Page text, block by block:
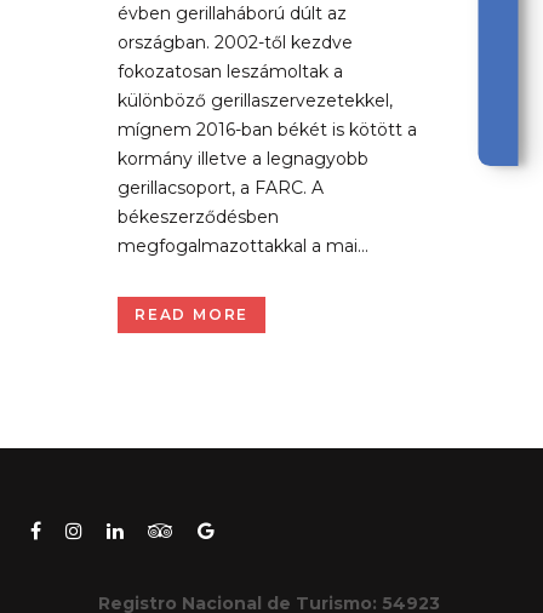
évben gerillaháború dúlt az
országban. 2002-től kezdve
fokozatosan leszámoltak a
különböző gerillaszervezetekkel,
mígnem 2016-ban békét is kötött a
kormány illetve a legnagyobb
gerillacsoport, a FARC. A
békeszerződésben
megfogalmazottakkal a mai...
READ MORE
Registro Nacional de Turismo: 54923